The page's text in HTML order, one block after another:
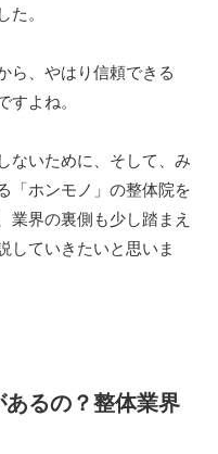
。
ら、やはり信頼できる
よね。
ないために、そして、み
「ホンモノ」の整体院を
業界の裏側も少し踏まえ
していきたいと思いま
るの？整体業界